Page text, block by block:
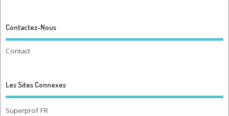
Contactez-Nous
Contact
Les Sites Connexes
Superprof FR